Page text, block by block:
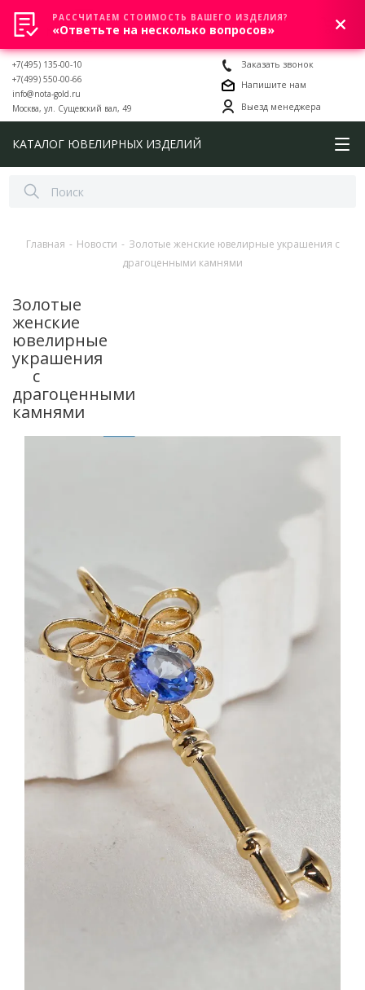
0
+7(495) 135-00-10
+7(499) 550-00-66
info@nota-gold.ru
Москва, ул. Сущевский вал, 49
Заказать звонок
Напишите нам
Выезд менеджера
КАТАЛОГ ЮВЕЛИРНЫХ ИЗДЕЛИЙ
Главная - Новости - Золотые женские ювелирные украшения с
драгоценными камнями
Золотые
женские
ювелирные
украшения
с
драгоценными
камнями
РАССЧИТАЕМ СТОИМОСТЬ ВАШЕГО ИЗДЕЛИЯ?
«Ответьте на несколько вопросов»